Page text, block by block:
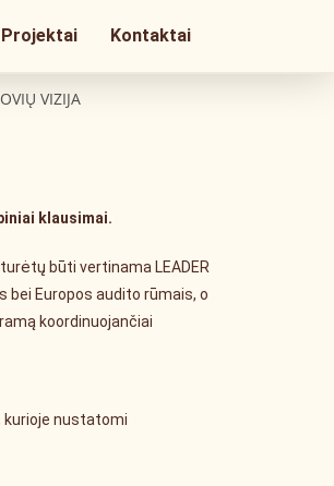
Projektai Kontaktai
VIZIJA
klausimai.
būti vertinama LEADER
Europos audito rūmais, o
koordinuojančiai
kurioje nustatomi